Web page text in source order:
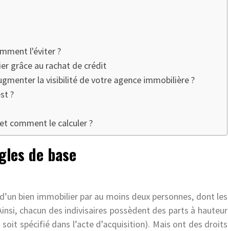
l'éviter ?
grâce au rachat de crédit
la visibilité de votre agence immobilière ?
?
comment le calculer ?
de base
bien immobilier par au moins deux personnes, dont les
chacun des indivisaires possèdent des parts à hauteur
spécifié dans l’acte d’acquisition). Mais ont des droits